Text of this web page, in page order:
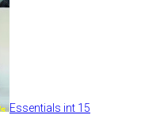
Essentials int 15